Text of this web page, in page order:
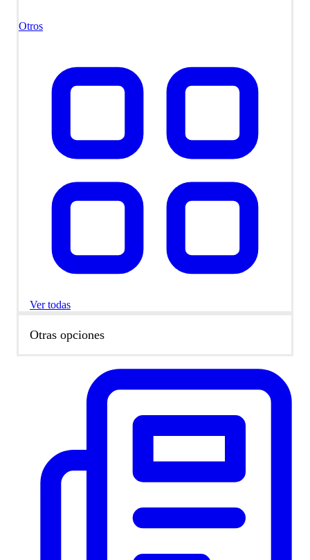
Otros
Ver todas
Otras opciones